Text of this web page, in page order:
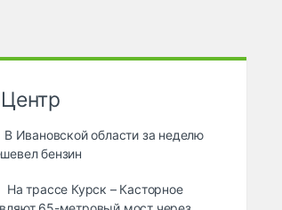
Центр
В Ивановской области за неделю
бензин
На трассе Курск – Касторное